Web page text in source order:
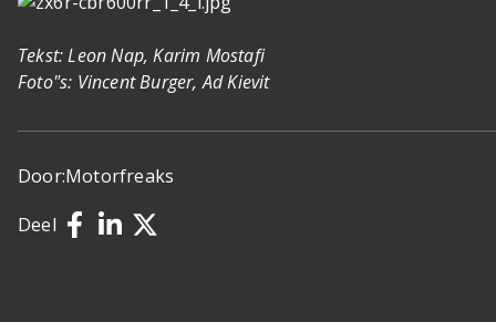
Tekst: Leon Nap, Karim Mostafi
Foto"s: Vincent Burger, Ad Kievit
Door:Motorfreaks
Deel